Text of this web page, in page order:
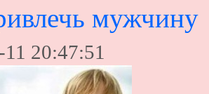
мужчину
20:47:51